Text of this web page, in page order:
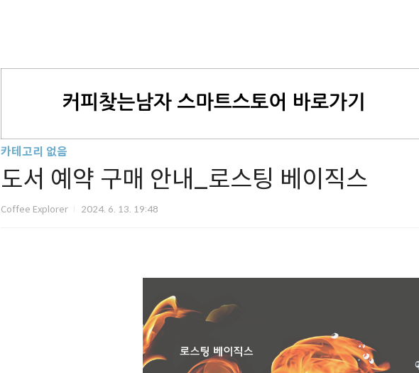
카테고리 없음
도서 예약 구매 안내_로스팅 베이직스
Coffee Explorer 2024. 6. 13. 19:48